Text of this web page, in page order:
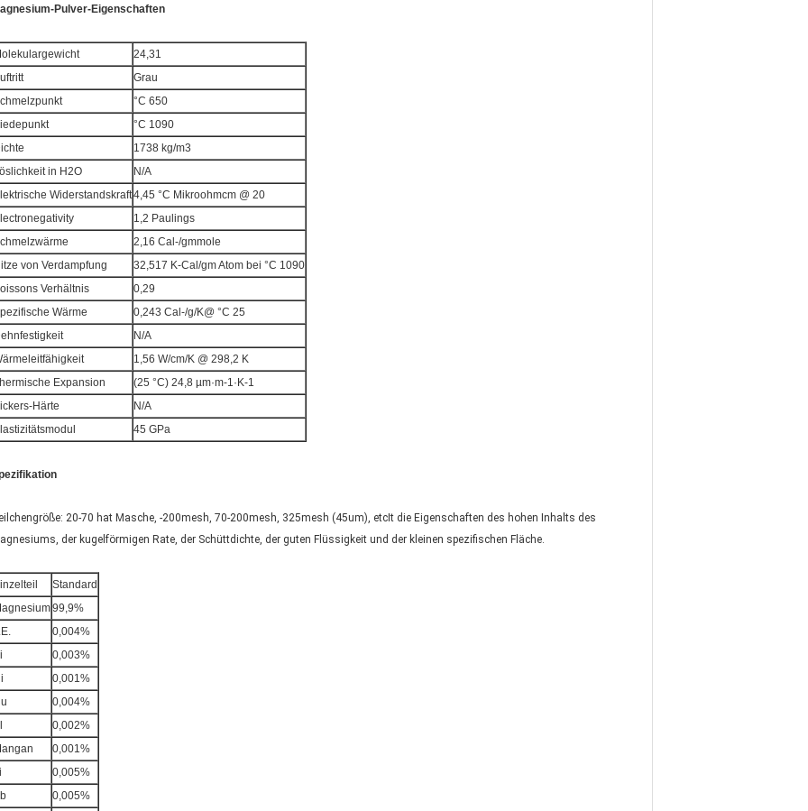
Pulver-Eigenschaften
24,31
Grau
°C 650
°C 1090
1738 kg/m3
in H2O
N/A
Widerstandskraft4,45 °C Mikroohmcm @ 20
1,2 Paulings
2,16 Cal-/gmmole
von Verdampfung
32,517 K-Cal/gm Atom bei °C 1090
Verhältnis
0,29
Wärme
0,243 Cal-/g/K@ °C 25
N/A
1,56 W/cm/K @ 298,2 K
Expansion
(25 °C) 24,8 µm·m-1·K-1
Härte
N/A
45 GPa
20-70 hat Masche, -200mesh, 70-200mesh, 325mesh (45um), etcIt die Eigenschaften des hohen Inhalts des
der kugelförmigen Rate, der Schüttdichte, der guten Flüssigkeit und der kleinen spezifischen Fläche.
Standard
99,9%
0,004%
0,003%
0,001%
0,004%
0,002%
0,001%
0,005%
0,005%